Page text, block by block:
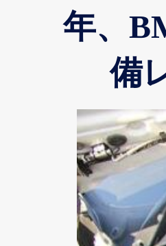
年、
備